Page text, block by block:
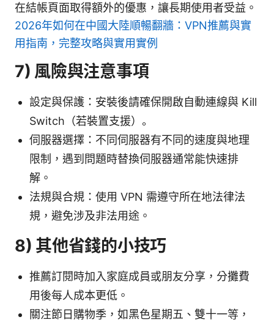
在結帳頁面取得額外的優惠，讓長期使用者受益。
2026年如何在中國大陸順暢翻牆：VPN推薦與實
用指南，完整攻略與實用實例
7) 風險與注意事項
設定與保護：安裝後請確保開啟自動連線與 Kill
Switch（若裝置支援）。
伺服器選擇：不同伺服器有不同的速度與地理
限制，遇到問題時替換伺服器通常能快速排
解。
法規與合規：使用 VPN 需遵守所在地法律法
規，避免涉及非法用途。
8) 其他省錢的小技巧
推薦訂閱時加入家庭成員或朋友分享，分攤費
用後每人成本更低。
關注節日購物季，如黑色星期五、雙十一等，